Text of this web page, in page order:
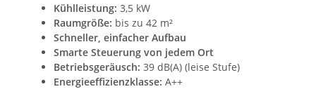
Kühlleistung: 3,5 kW
Raumgröße: bis zu 42 m²
Schneller, einfacher Aufbau
Smarte Steuerung von jedem Ort
Betriebsgeräusch: 39 dB(A) (leise Stufe)
Energieeffizienzklasse: A++